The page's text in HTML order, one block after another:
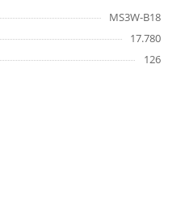
MS3W-B18
17.780
126